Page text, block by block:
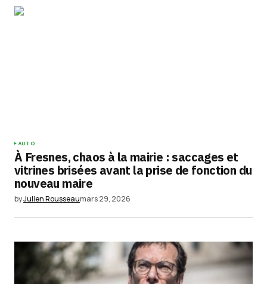
AUTO
À Fresnes, chaos à la mairie : saccages et
vitrines brisées avant la prise de fonction du
nouveau maire
byJulien Rousseaumars 29, 2026